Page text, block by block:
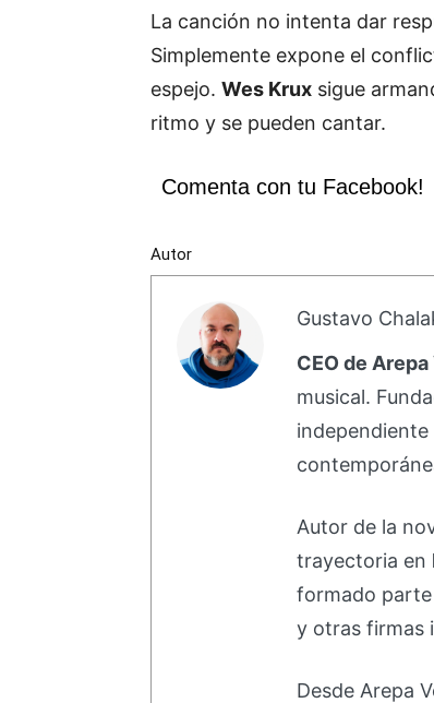
La canción no intenta dar
Simplemente expone el
espejo. Wes Krux sigue
ritmo y se pueden cantar.
Comenta con tu Facebook!
Autor
Gustavo
CEO de
musical.
Autor de la
trayectoria en
formado parte
y otras firmas
Desde Arepa